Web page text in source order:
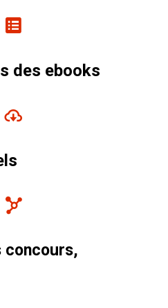
des ebooks
concours,